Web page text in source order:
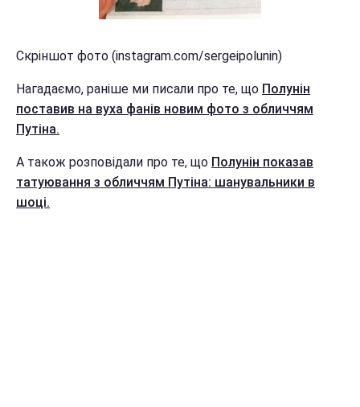
Скріншот фото (instagram.com/sergeipolunin)
Нагадаємо, раніше ми писали про те, що Полунін
поставив на вуха фанів новим фото з обличчям
Путіна.
А також розповідали про те, що Полунін показав
татуювання з обличчям Путіна: шанувальники в
шоці.